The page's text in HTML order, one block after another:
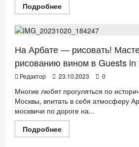
ПодробнееПрочитать
больше
Эногастрономическое
путешествие
Германии
прямо
на
Арбате
На Арбате — рисовать!
рисованию вином в Guests in
Редактор 23.10.2023 0
Многие любят прогуляться по
Москвы, впитать в себя атмосферу
москвичи по дороге на...
ПодробнееПрочитать
больше
РЕСТОРАНЫ